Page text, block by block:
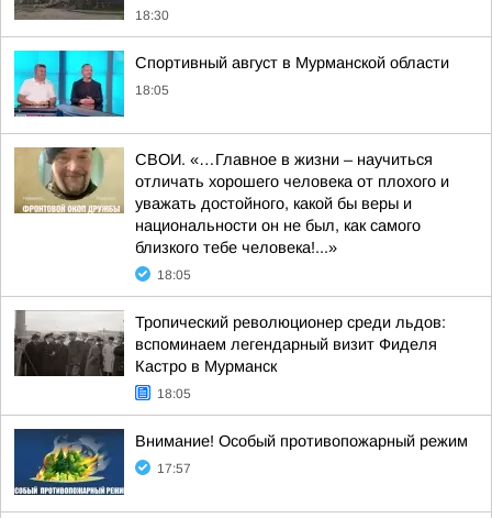
18:30
Спортивный август в Мурманской области
18:05
СВОИ. «…Главное в жизни – научиться
отличать хорошего человека от плохого и
уважать достойного, какой бы веры и
национальности он не был, как самого
близкого тебе человека!...»
18:05
Тропический революционер среди льдов:
вспоминаем легендарный визит Фиделя
Кастро в Мурманск
18:05
Внимание! Особый противопожарный режим
17:57